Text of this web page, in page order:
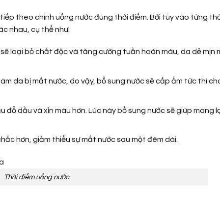
theo chính uống nước đúng thời điểm. Bởi tùy vào từng
nhau, cụ thể như:
loại bỏ chất độc và tăng cường tuần hoàn máu, da dẻ mịn
da bị mất nước, do vậy, bổ sung nước sẽ cấp ẩm tức thì
đổ dầu và xỉn màu hơn. Lúc này bổ sung nước sẽ giúp mang
hơn, giảm thiểu sự mất nước sau một đêm dài.
Thời điểm uống nước